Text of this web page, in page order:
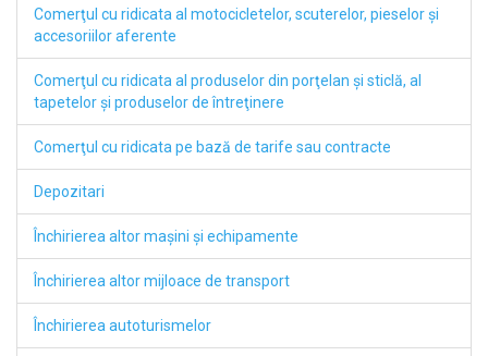
Comerţul cu ridicata al motocicletelor, scuterelor, pieselor şi
accesoriilor aferente
Comerţul cu ridicata al produselor din porţelan şi sticlă, al
tapetelor şi produselor de întreţinere
Comerţul cu ridicata pe bază de tarife sau contracte
Depozitari
Închirierea altor maşini şi echipamente
Închirierea altor mijloace de transport
Închirierea autoturismelor